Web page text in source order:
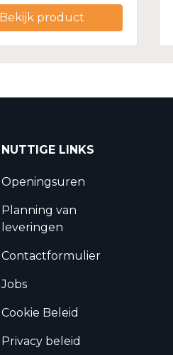
Bekijk product
NUTTIGE LINKS
Openingsuren
Planning van
leveringen
Contactformulier
Jobs
Cookie Beleid
Privacy beleid